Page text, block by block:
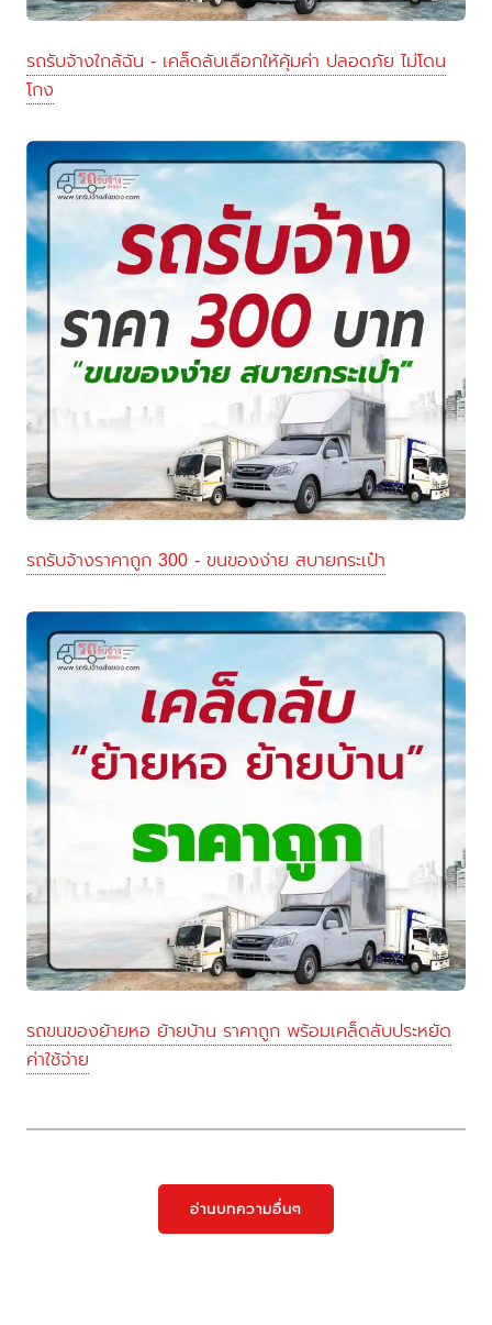
รถรับจ้างใกล้ฉัน - เคล็ดลับเลือกให้คุ้มค่า ปลอดภัย ไม่โดน
โกง
รถรับจ้างราคาถูก 300 - ขนของง่าย สบายกระเป๋า
รถขนของย้ายหอ ย้ายบ้าน ราคาถูก พร้อมเคล็ดลับประหยัด
ค่าใช้จ่าย
อ่านบทความอื่นๆ